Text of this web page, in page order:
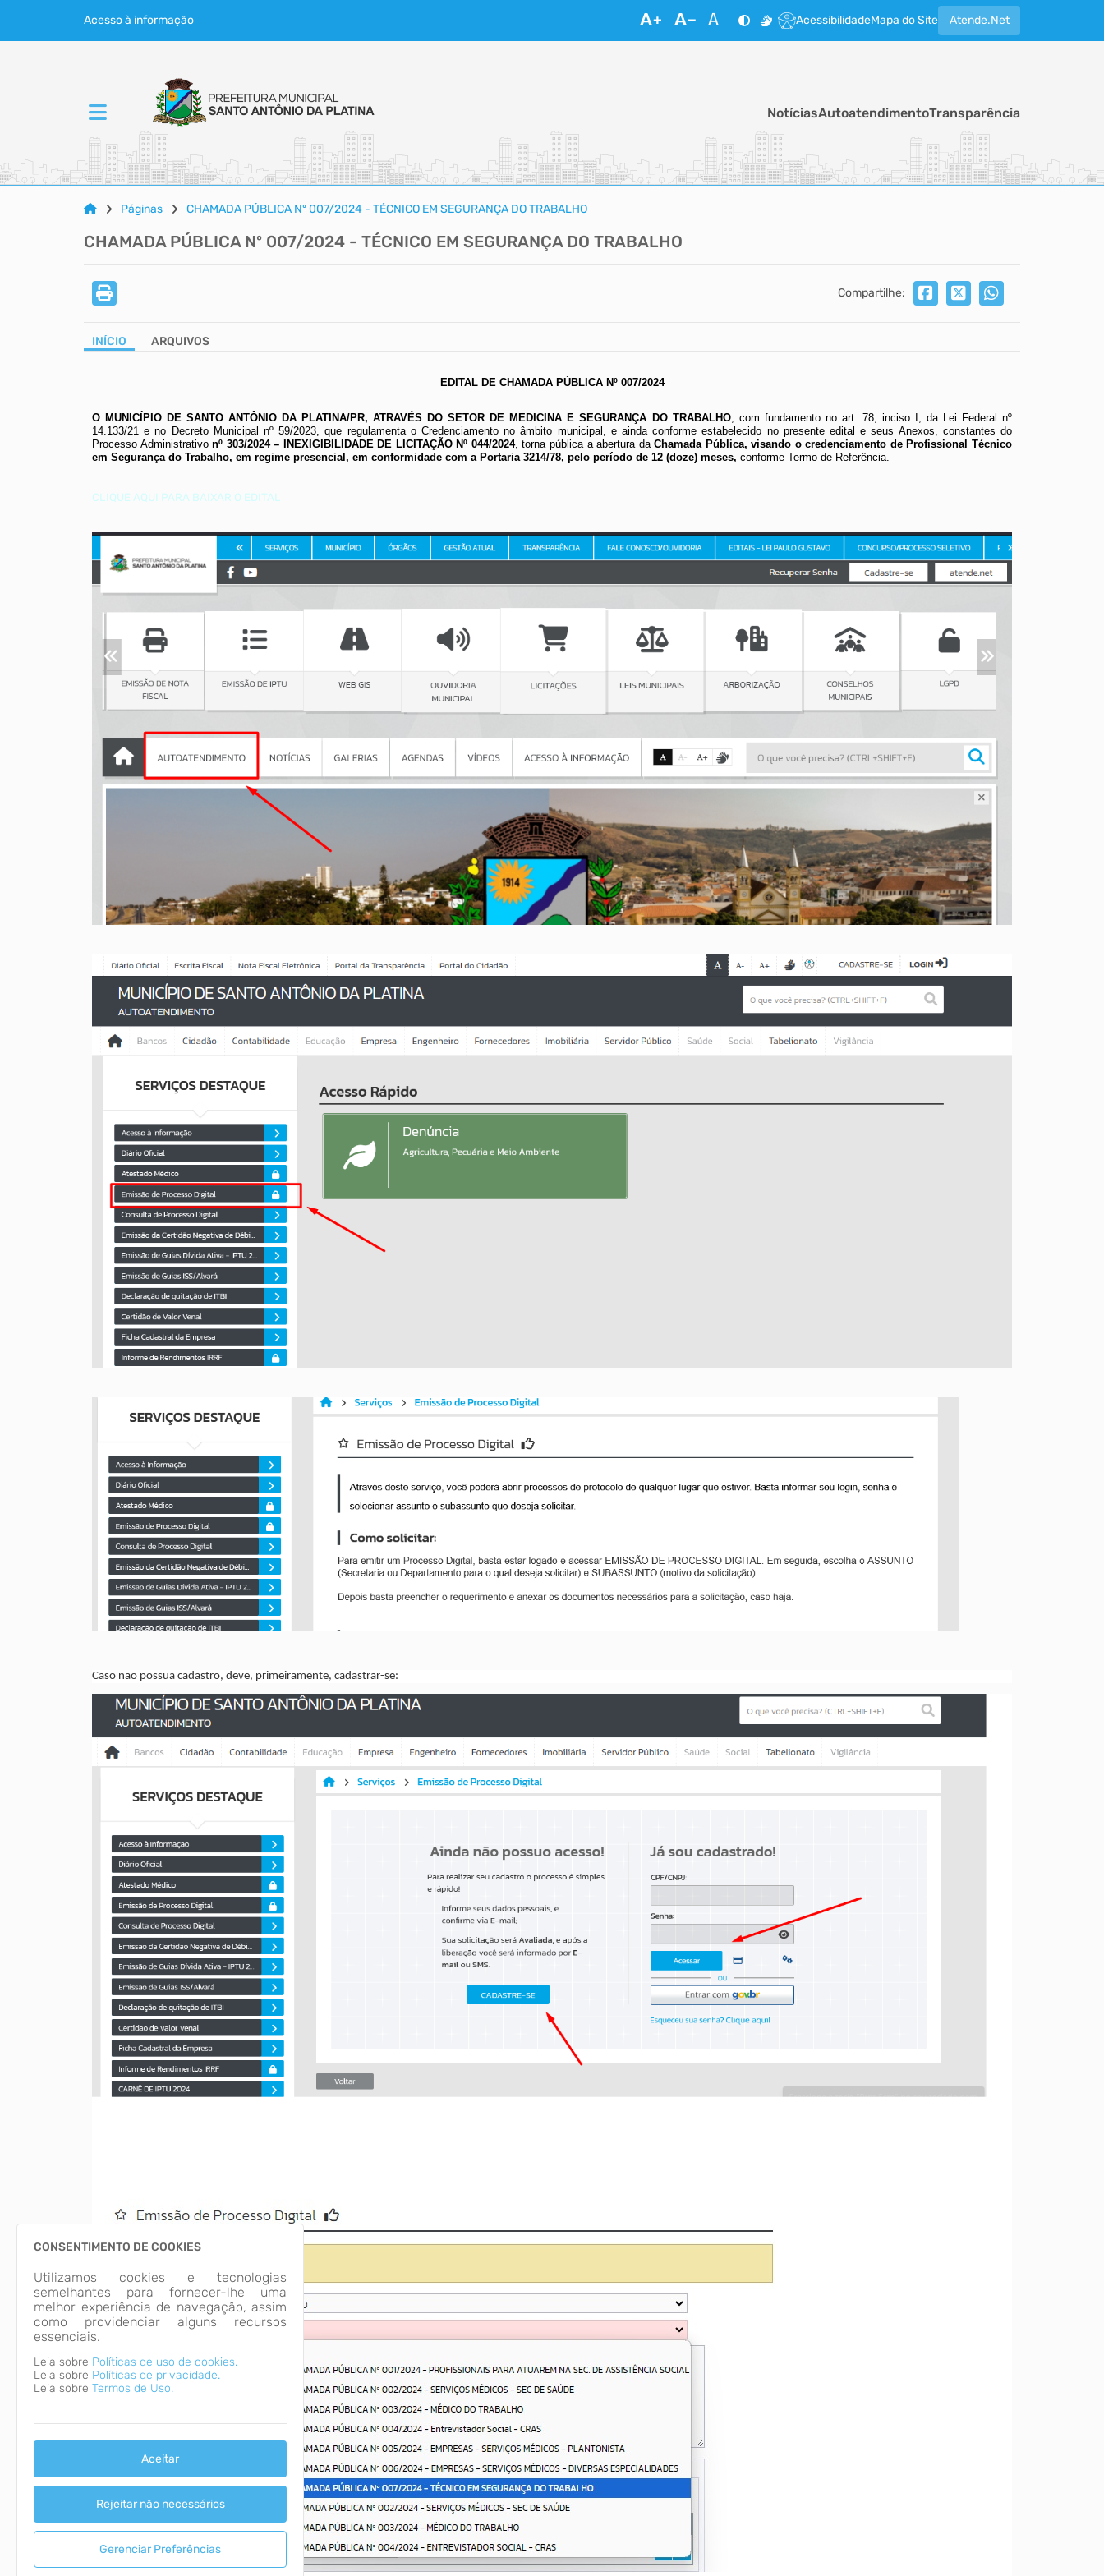
Acesso à informação AcessibilidadeMapa do Site Atende.Net
NotíciasAutoatendimentoTransparência
Páginas CHAMADA PÚBLICA Nº 007/2024 - TÉCNICO EM SEGURANÇA DO TRABALHO
CHAMADA PÚBLICA Nº 007/2024 - TÉCNICO EM SEGURANÇA DO TRABALHO
Compartilhe:
INÍCIO ARQUIVOS
EDITAL DE CHAMADA PÚBLICA Nº 007/2024
O MUNICÍPIO DE SANTO ANTÔNIO DA PLATINA/PR, ATRAVÉS DO SETOR DE MEDICINA E SEGURANÇA DO TRABALHO, com fundamento no art. 78, inciso I, da Lei Federal nº
14.133/21 e no Decreto Municipal nº 59/2023, que regulamenta o Credenciamento no âmbito municipal, e ainda conforme estabelecido no presente edital e seus Anexos, constantes do
Processo Administrativonº 303/2024 – INEXIGIBILIDADE DE LICITAÇÃO Nº 044/2024, torna pública a abertura daChamada Pública, visando o credenciamento de Profissional Técnico
em Segurança do Trabalho, em regime presencial, em conformidade com a Portaria 3214/78, pelo período de 12 (doze) meses, conforme Termo de Referência.
CLIQUE AQUI PARA BAIXAR O EDITAL
Caso não possua cadastro, deve, primeiramente, cadastrar-se:
CONSENTIMENTO DE COOKIES
Utilizamos cookies e tecnologias
semelhantes para fornecer-lhe uma
melhor experiência de navegação, assim
como providenciar alguns recursos
essenciais.
Leia sobre Políticas de uso de cookies.
Leia sobre Políticas de privacidade.
Leia sobre Termos de Uso.
Aceitar
Rejeitar não necessários
Gerenciar Preferências